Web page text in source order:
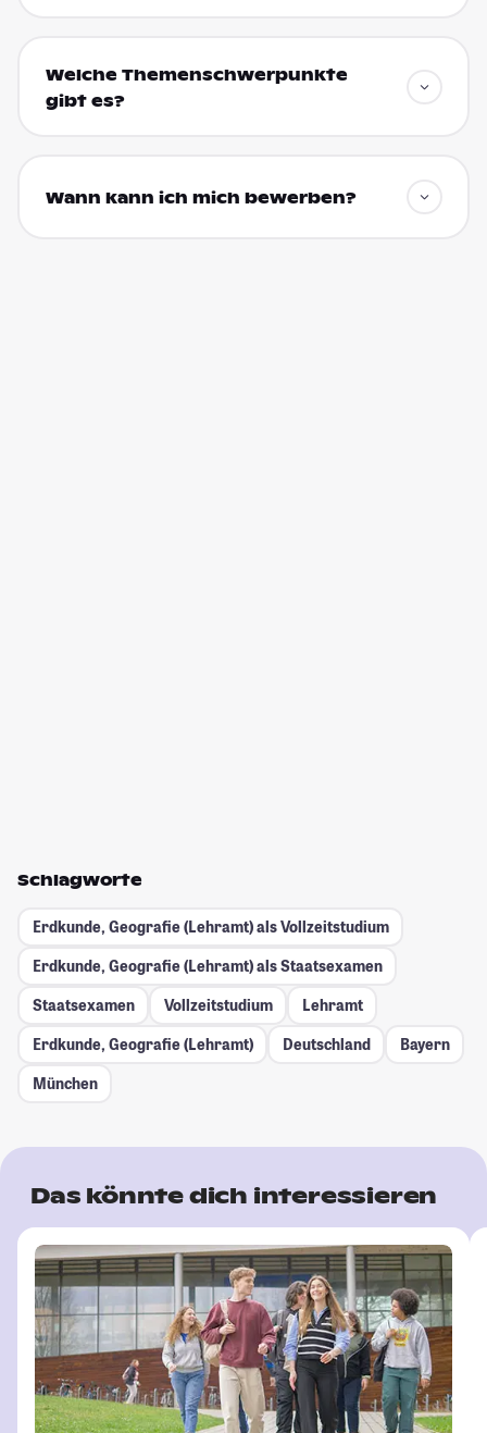
Welche Themenschwerpunkte
gibt es?
Wann kann ich mich bewerben?
Schlagworte
Erdkunde, Geografie (Lehramt) als Vollzeitstudium
Erdkunde, Geografie (Lehramt) als Staatsexamen
Staatsexamen
Vollzeitstudium
Lehramt
Erdkunde, Geografie (Lehramt)
Deutschland
Bayern
München
Das könnte dich interessieren